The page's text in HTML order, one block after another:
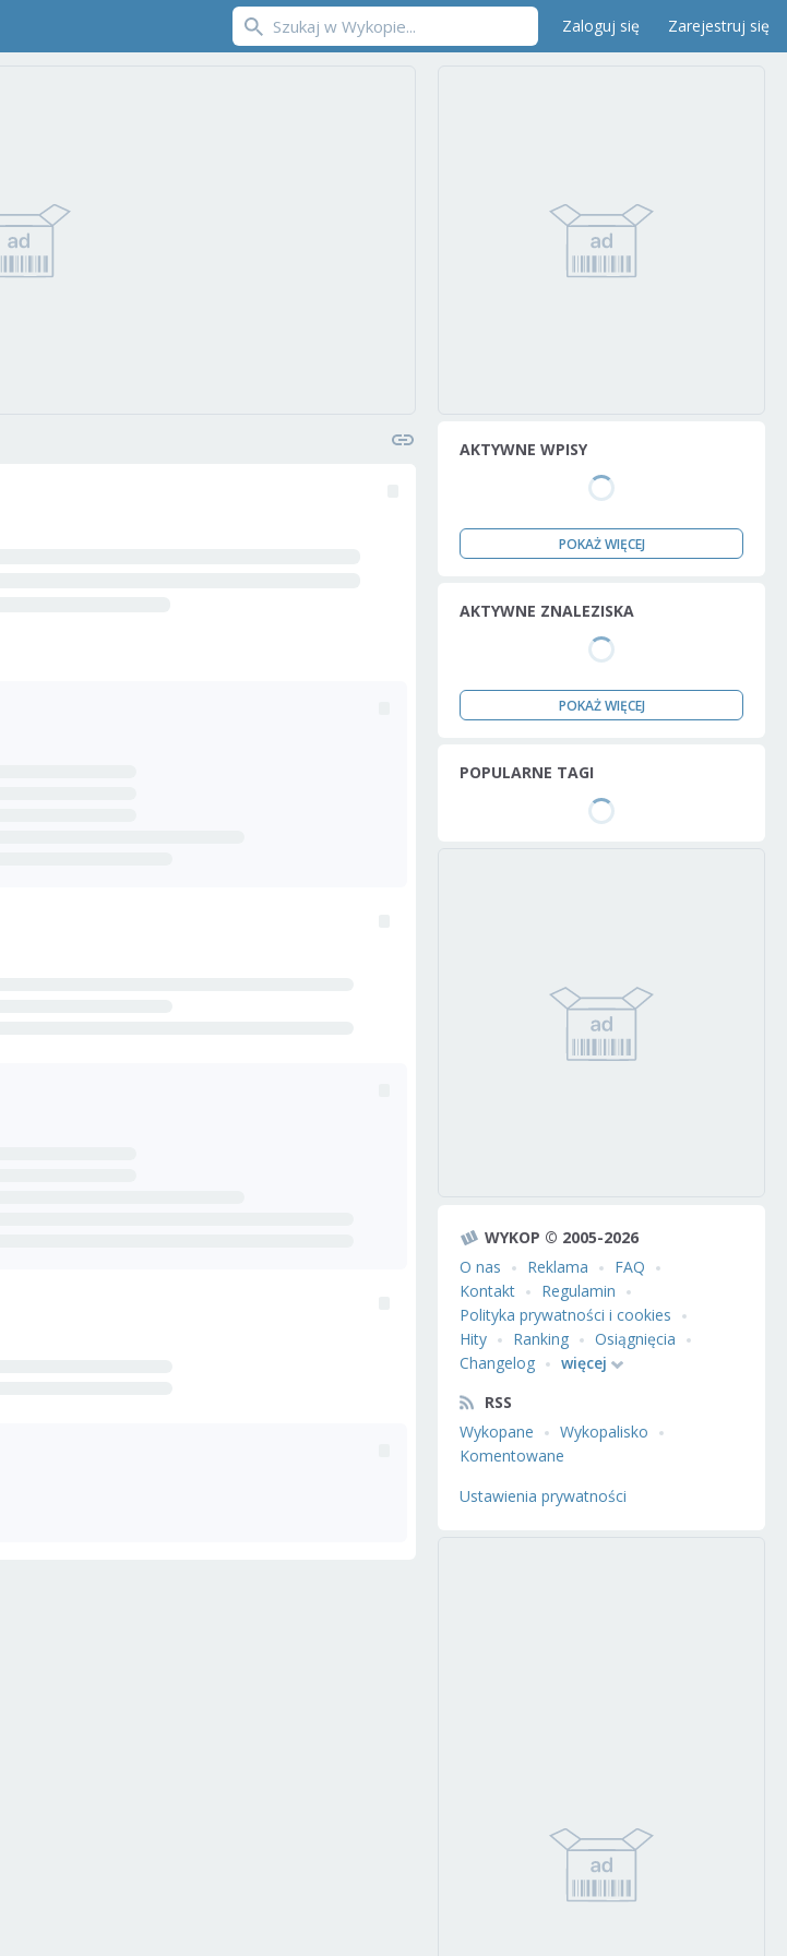
Zaloguj się Zarejestruj się
AKTYWNE WPISY
POKAŻ WIĘCEJ
AKTYWNE ZNALEZISKA
POKAŻ WIĘCEJ
POPULARNE TAGI
WYKOP © 2005-2026
O nas
Reklama
FAQ
Kontakt
Regulamin
Polityka prywatności i cookies
Hity
Ranking
Osiągnięcia
Changelog
więcej
RSS
Wykopane
Wykopalisko
Komentowane
Ustawienia prywatności